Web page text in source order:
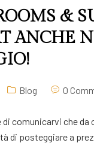
&
ANCHE
Blog 0
di comunicarvi che da
di posteggiare a